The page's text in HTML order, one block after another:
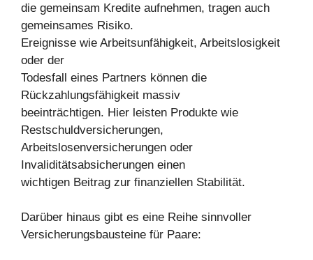
die gemeinsam Kredite aufnehmen, tragen auch
gemeinsames Risiko.
Ereignisse wie Arbeitsunfähigkeit, Arbeitslosigkeit
oder der
Todesfall eines Partners können die
Rückzahlungsfähigkeit massiv
beeinträchtigen. Hier leisten Produkte wie
Restschuldversicherungen,
Arbeitslosenversicherungen oder
Invaliditätsabsicherungen einen
wichtigen Beitrag zur finanziellen Stabilität.
Darüber hinaus gibt es eine Reihe sinnvoller
Versicherungsbausteine für Paare: